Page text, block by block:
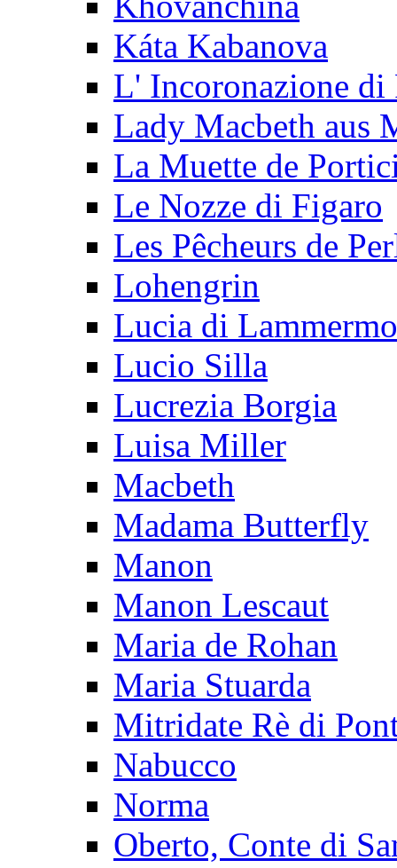
Káta Kabanova
L' Incoronazione di
Lady Macbeth aus
La Muette de
Le Nozze di Figaro
Les Pêcheurs de
Lohengrin
Lucia di
Lucio Silla
Lucrezia Borgia
Luisa Miller
Macbeth
Madama Butterfly
Manon
Manon Lescaut
Maria de Rohan
Maria Stuarda
Mitridate Rè di
Nabucco
Norma
Oberto, Conte di